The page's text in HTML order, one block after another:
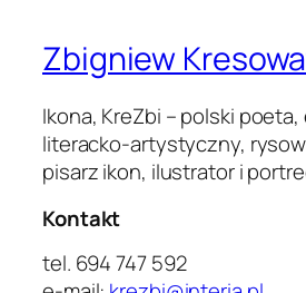
Zbigniew
Ikona, KreZbi – polski
literacko-artystyczny,
pisarz ikon, ilustrator i
Kontakt
tel. 694 747 592